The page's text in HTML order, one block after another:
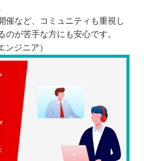
催など、コミュニティも重視し
のが苦手な方にも安心です。
ンジニア）